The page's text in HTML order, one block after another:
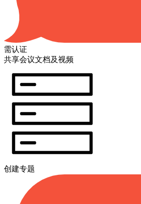
需认证
共享会议文档及视频
创建专题